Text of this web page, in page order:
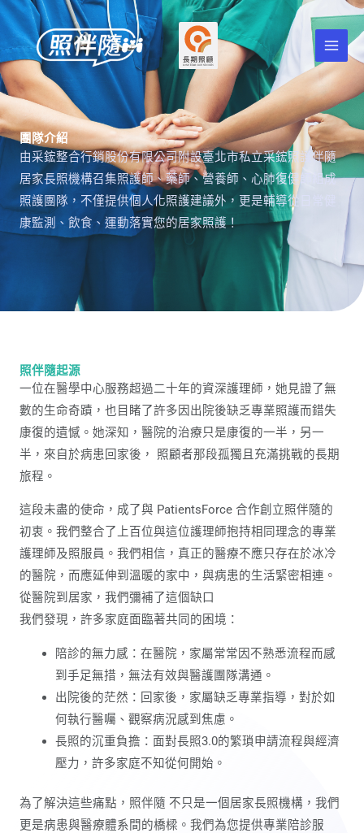
跳
至
主
要
內
容
團隊介紹
由采鋐整合行銷股份有限公司附設臺北市私立采鋐照護伴隨
居家長照機構召集照護師、藥師、營養師、心肺復健師組成
照護團隊，不僅提供個人化照護建議外，更是輔導從日常健
康監測、飲食、運動落實您的居家照護！
照伴隨起源
一位在醫學中心服務超過二十年的資深護理師，她見證了無
數的生命奇蹟，也目睹了許多因出院後缺乏專業照護而錯失
康復的遺憾。她深知，醫院的治療只是康復的一半，另一
半，來自於病患回家後， 照顧者那段孤獨且充滿挑戰的長期
旅程。
這段未盡的使命，成了與 PatientsForce 合作創立照伴隨的
初衷。我們整合了上百位與這位護理師抱持相同理念的專業
護理師及照服員。我們相信，真正的醫療不應只存在於冰冷
的醫院，而應延伸到溫暖的家中，與病患的生活緊密相連。
從醫院到居家，我們彌補了這個缺口
我們發現，許多家庭面臨著共同的困境：
陪診的無力感：在醫院，家屬常常因不熟悉流程而感
到手足無措，無法有效與醫護團隊溝通。
出院後的茫然：回家後，家屬缺乏專業指導，對於如
何執行醫囑、觀察病況感到焦慮。
長照的沉重負擔：面對長照3.0的繁瑣申請流程與經濟
壓力，許多家庭不知從何開始。
為了解決這些痛點，照伴隨 不只是一個居家長照機構，我們
更是病患與醫療體系間的橋樑。我們為您提供專業陪診服